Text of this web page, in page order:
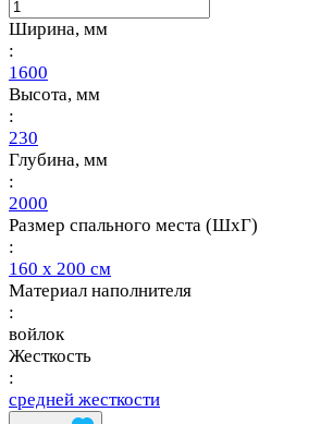
Ширина, мм
:
1600
Высота, мм
:
230
Глубина, мм
:
2000
Размер спального места (ШхГ)
:
160 х 200 см
Материал наполнителя
:
войлок
Жесткость
:
средней жесткости